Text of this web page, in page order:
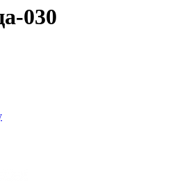
030